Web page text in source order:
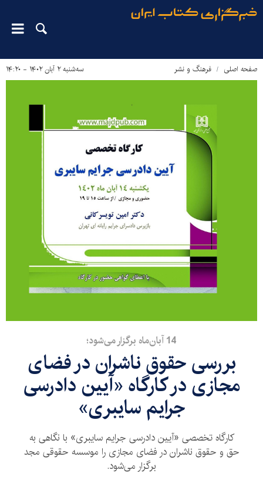
صفحه اصلی فرهنگ و نشر سه‌شنبه ۲ آبان ۱۴۰۲ - ۱۴:۲۰
14 آبان‌ماه برگزار می‌شود؛
بررسی حقوق ناشران در فضای
مجازی در کارگاه «آیین دادرسی
جرایم سایبری»
کارگاه تخصصی «آیین دادرسی جرایم سایبری» با نگاهی به
حق و حقوق ناشران در فضای مجازی را موسسه حقوقی مجد
برگزار می‌شود.